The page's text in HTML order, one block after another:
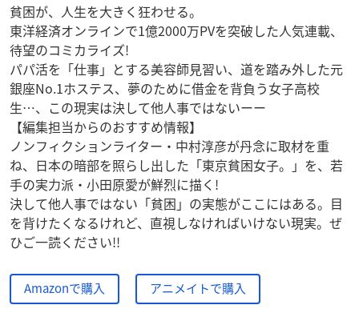
貧困が、人生を大きく狂わせる。
東洋経済オンラインで1億2000万PVを突破した人気連載、
待望のコミカライズ!
パパ活を「仕事」とする美容師見習い、道を踏み外した元
銀座No.1ホステス、夢のために借金を背負う女子高校
生…、この現実は決して他人事ではないーー
【編集担当からのおすすめ情報】
ノンフィクションライター・中村淳彦が丹念に取材を重
ね、日本の暗部を照らし出した「東京貧困女子。」を、若
手の実力派・小田原愛が鮮烈に描く!
決して他人事ではない「貧困」の実態がここにはある。目
を背けたくなるけれど、直視しなければいけない現実。ぜ
ひご一読ください!!
Amazonで購入 アニメイトで購入